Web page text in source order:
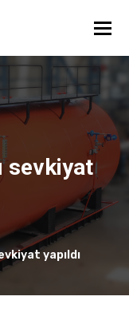
sevkiyat
yapıldı